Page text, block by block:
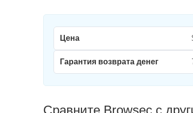
Цена
Гарантия возврата денег
Сравните Browsec с